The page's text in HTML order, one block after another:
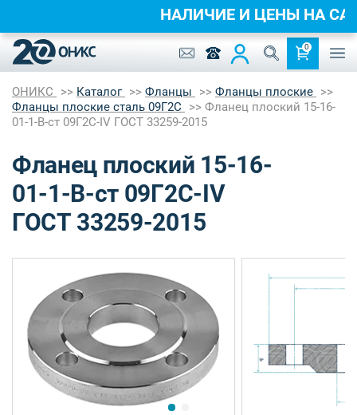
0
ОНИКС Каталог Фланцы
Фланцы плоские
Фланцы плоские сталь 09Г2С
Фланец плоский 15-16-
01-1-B-ст 09Г2С-IV ГОСТ 33259-2015
Фланец плоский 15-16-
01-1-B-ст 09Г2С-IV
ГОСТ 33259-2015
НАЛИЧИЕ И ЦЕНЫ НА